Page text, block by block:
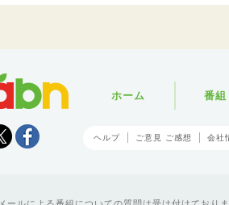
Tweet
ホーム 番組
ヘルプ ご意見 ご感想 会社